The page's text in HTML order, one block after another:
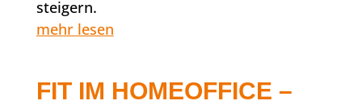
steigern.
mehr lesen
FIT IM HOMEOFFICE –